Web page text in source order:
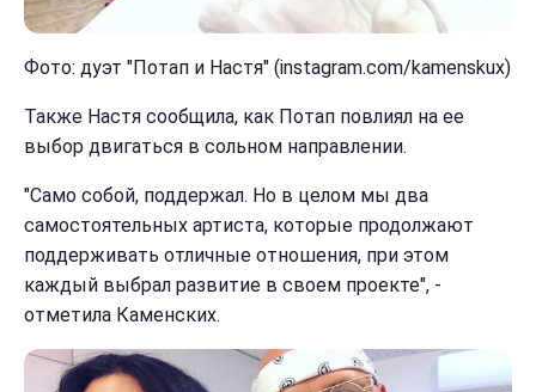
Фото: дуэт "Потап и Настя" (instagram.com/kamenskux)
Также Настя сообщила, как Потап повлиял на ее
выбор двигаться в сольном направлении.
"Само собой, поддержал. Но в целом мы два
самостоятельных артиста, которые продолжают
поддерживать отличные отношения, при этом
каждый выбрал развитие в своем проекте", -
отметила Каменских.